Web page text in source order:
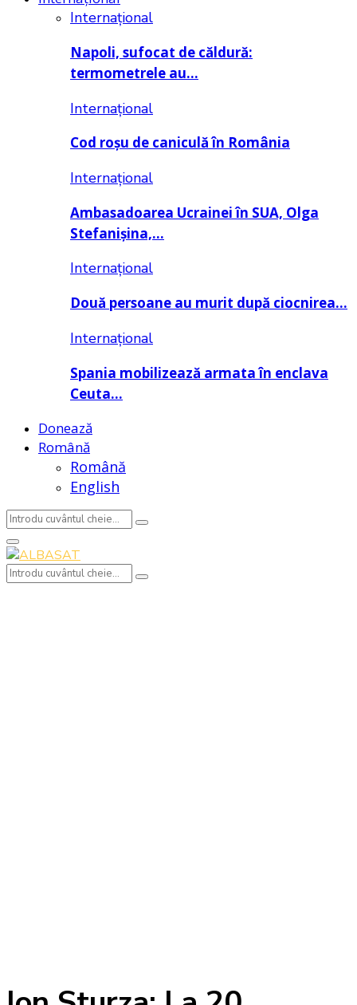
Internațional
Napoli, sufocat de căldură:
termometrele au…
Internațional
Cod roșu de caniculă în România
Internațional
Ambasadoarea Ucrainei în SUA, Olga
Stefanișina,…
Internațional
Două persoane au murit după ciocnirea…
Internațional
Spania mobilizează armata în enclava
Ceuta…
Donează
Română
Română
English
Search
for:
Search
Primary
Menu
Search
Search